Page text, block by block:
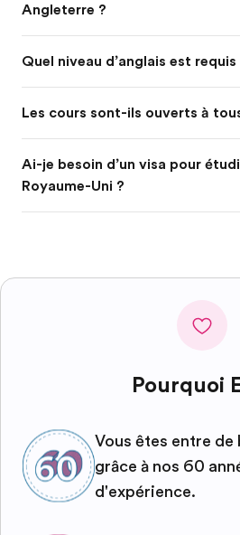
Angleterre ?
Quel niveau d’anglais est requis
Les cours sont-ils ouverts à
Ai-je besoin d’un visa pour
Royaume-Uni ?
Pourquoi
Vous êtes entre de
grâce à nos 60
d'expérience.